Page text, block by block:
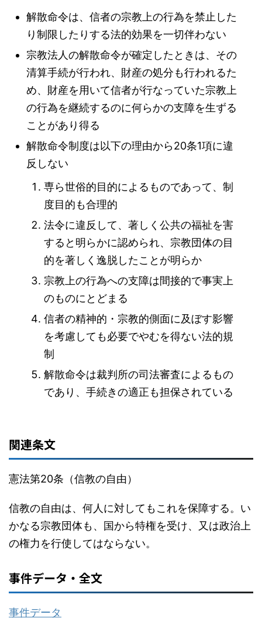
解散命令は、信者の宗教上の行為を禁止した
り制限したりする法的効果を一切伴わない
宗教法人の解散命令が確定したときは、その
清算手続が行われ、財産の処分も行われるた
め、財産を用いて信者が行なっていた宗教上
の行為を継続するのに何らかの支障を生ずる
ことがあり得る
解散命令制度は以下の理由から20条1項に違
反しない
専ら世俗的目的によるものであって、制
度目的も合理的
法令に違反して、著しく公共の福祉を害
すると明らかに認められ、宗教団体の目
的を著しく逸脱したことが明らか
宗教上の行為への支障は間接的で事実上
のものにとどまる
信者の精神的・宗教的側面に及ぼす影響
を考慮しても必要でやむを得ない法的規
制
解散命令は裁判所の司法審査によるもの
であり、手続きの適正も担保されている
関連条文
憲法第20条（信教の自由）
信教の自由は、何人に対してもこれを保障する。い
かなる宗教団体も、国から特権を受け、又は政治上
の権力を行使してはならない。
事件データ・全文
事件データ